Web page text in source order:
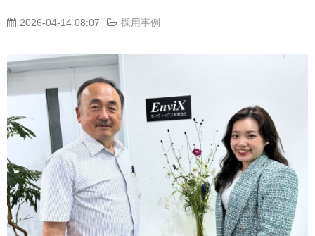
2026-04-14 08:07 採用事例